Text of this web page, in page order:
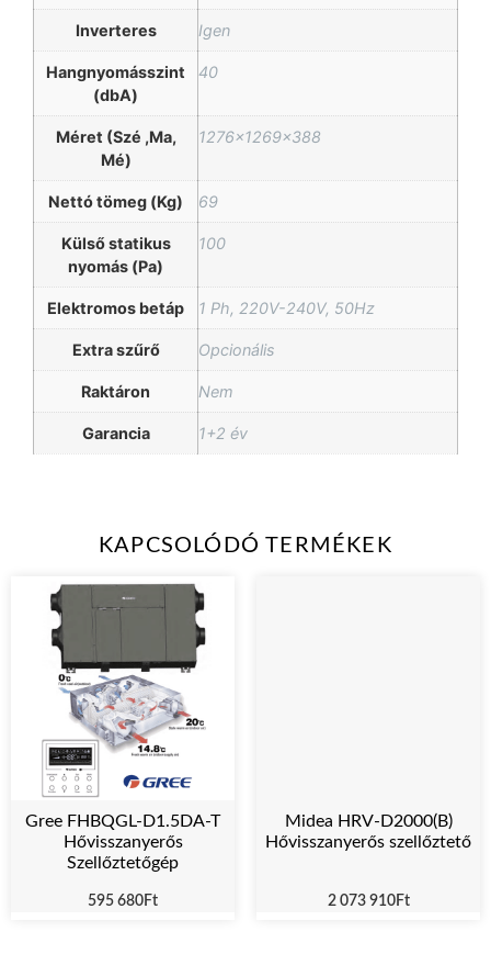
Inverteres Igen
Hangnyomásszint
(dbA)
40
Méret (Szé ,Ma,
Mé)
1276x1269x388
Nettó tömeg (Kg) 69
Külső statikus
nyomás (Pa)
100
Elektromos betáp 1 Ph, 220V-240V, 50Hz
Extra szűrő Opcionális
Raktáron Nem
Garancia 1+2 év
KAPCSOLÓDÓ TERMÉKEK
Gree FHBQGL-D1.5DA-T
Hővisszanyerős
Szellőztetőgép
595 680Ft
Midea HRV-D2000(B)
Hővisszanyerős szellőztető
2 073 910Ft